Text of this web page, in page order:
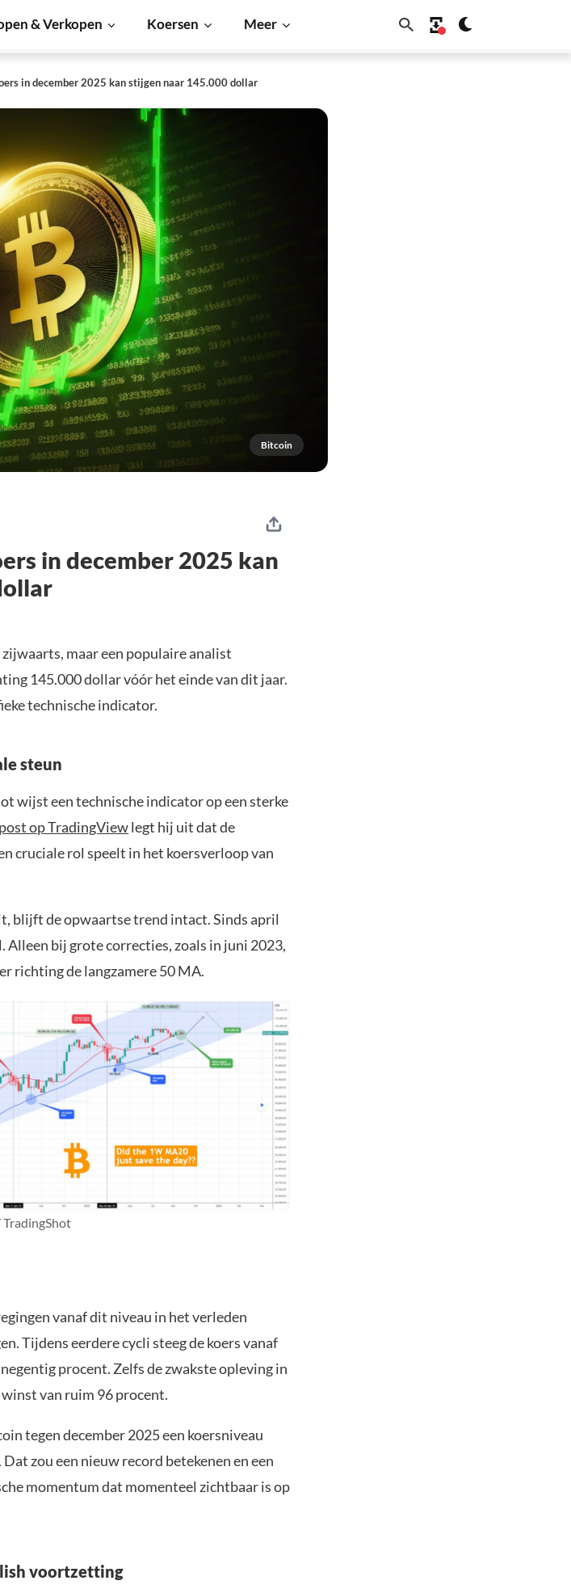
& Verkopen Koersen Meer
in december 2025 kan stijgen naar 145.000 dollar
Bitcoin
in december 2025 kan
maar een populaire analist
145.000 dollar vóór het einde van dit jaar.
technische indicator.
steun
wijst een technische indicator op een sterke
post op TradingViewlegt hij uit dat de
cruciale rol speelt in het koersverloop van
blijft de opwaartse trend intact. Sinds april
Alleen bij grote correcties, zoals in juni 2023,
richting de langzamere 50 MA.
vanaf dit niveau in het verleden
Tijdens eerdere cycli steeg de koers vanaf
procent. Zelfs de zwakste opleving in
van ruim 96 procent.
tegen december 2025 een koersniveau
zou een nieuw record betekenen en een
momentum dat momenteel zichtbaar is op
voortzetting